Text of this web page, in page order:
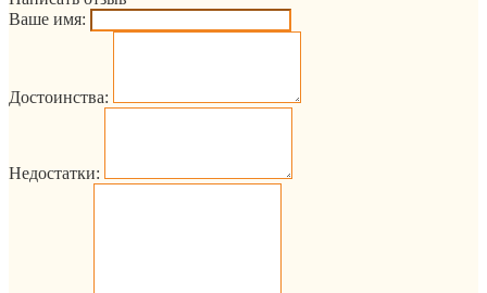
Ваше имя:
Достоинства:
Недостатки: